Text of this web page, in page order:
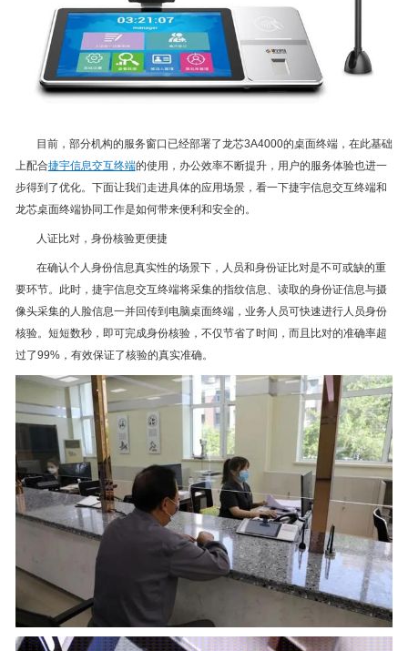
目前，部分机构的服务窗口已经部署了龙芯3A4000的桌面终端，在此基础
上配合捷宇信息交互终端的使用，办公效率不断提升，用户的服务体验也进一
步得到了优化。下面让我们走进具体的应用场景，看一下捷宇信息交互终端和
龙芯桌面终端协同工作是如何带来便利和安全的。
人证比对，身份核验更便捷
在确认个人身份信息真实性的场景下，人员和身份证比对是不可或缺的重
要环节。此时，捷宇信息交互终端将采集的指纹信息、读取的身份证信息与摄
像头采集的人脸信息一并回传到电脑桌面终端，业务人员可快速进行人员身份
核验。短短数秒，即可完成身份核验，不仅节省了时间，而且比对的准确率超
过了99%，有效保证了核验的真实准确。